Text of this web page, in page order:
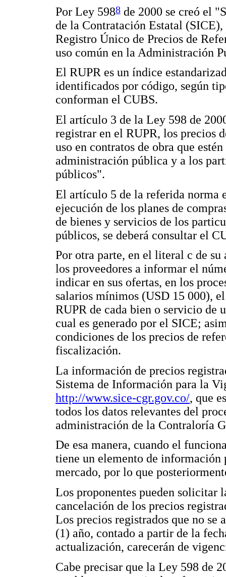
Por Ley 5988 de 2000 se creó el
de la Contratación Estatal
Registro Único de Precios de
uso común en la Administración
El RUPR es un índice
identificados por código, según
conforman el CUBS.
El artículo 3 de la Ley 598 de
registrar en el RUPR, los precios
uso en contratos de obra que
administración pública y a los
públicos".
El artículo 5 de la referida norma
ejecución de los planes de
de bienes y servicios de los
públicos, se deberá consultar el
Por otra parte, en el literal c de
los proveedores a informar el
indicar en sus ofertas, en los
salarios mínimos (USD 15 000),
RUPR de cada bien o servicio de
cual es generado por el SICE;
condiciones de los precios de
fiscalización.
La información de precios
Sistema de Información para la
http://www.sice-cgr.gov.co/, que
todos los datos relevantes del
administración de la Contraloría
De esa manera, cuando el
tiene un elemento de información
mercado, por lo que
Los proponentes pueden
cancelación de los precios
Los precios registrados que no
(1) año, contado a partir de la
actualización, carecerán de
Cabe precisar que la Ley 598 de